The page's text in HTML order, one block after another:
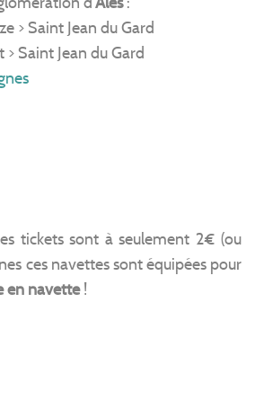
> Saint Jean du Gard
> Saint Jean du Gard
tickets sont à seulement 2€ (ou
ces navettes sont équipées pour
en navette!